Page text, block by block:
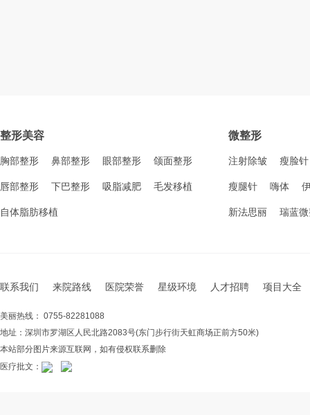
整形美容
胸部整形 鼻部整形 眼部整形 颌面整形
唇部整形 下巴整形 吸脂减肥 毛发移植
自体脂肪移植
微整形
注射除皱 瘦脸针
瘦腿针 嗨体
新法思丽 瑞蓝
联系我们 来院路线 医院荣誉 星级环境 人才招聘 项目大全
美丽热线： 0755-82281088
地址：深圳市罗湖区人民北路2083号(东门步行街天虹商场正前方50米)
本站部分图片来源互联网，如有侵权联系删除
医疗批文：